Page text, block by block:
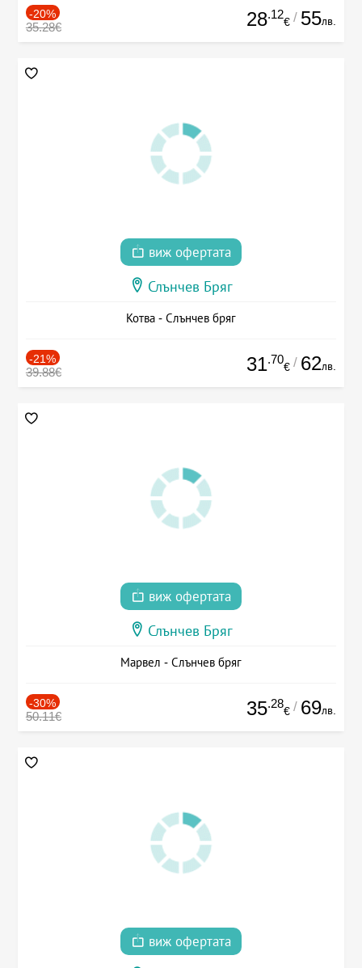
-20%
35.28€ 28.12
€ / 55лв.
виж офертата
Слънчев Бряг
Котва - Слънчев бряг
-21%
39.88€ 31.70
€ / 62лв.
виж офертата
Слънчев Бряг
Марвел - Слънчев бряг
-30%
50.11€ 35.28
€ / 69лв.
виж офертата